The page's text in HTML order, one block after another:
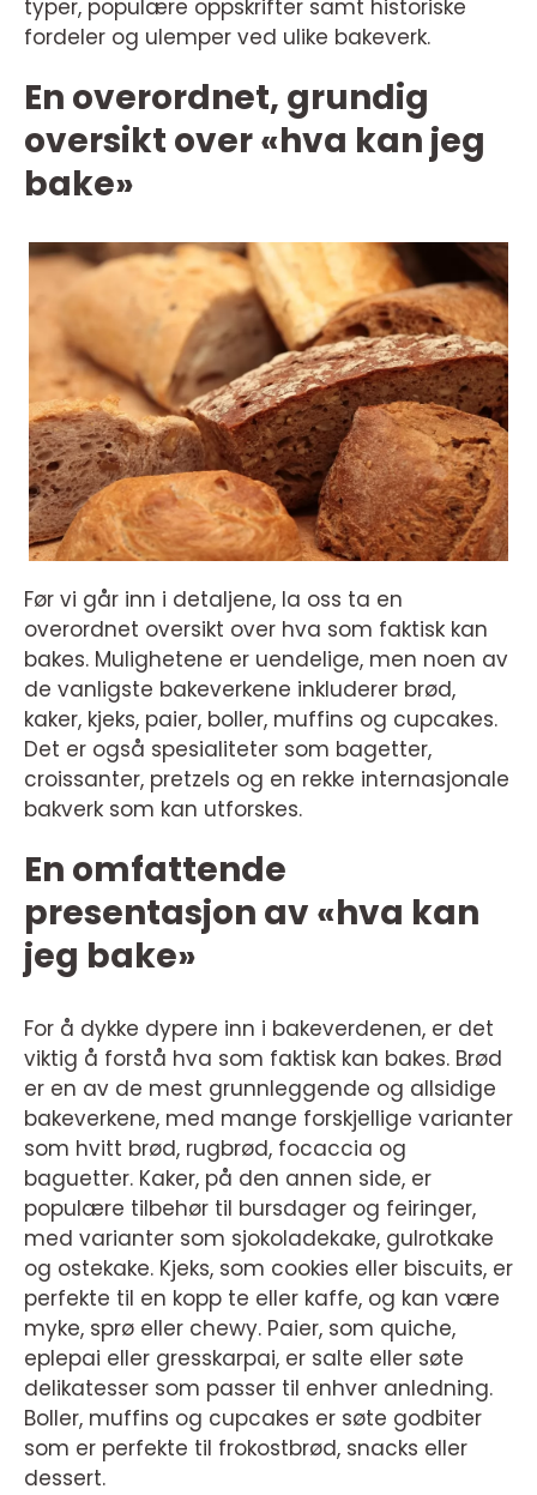
typer, populære oppskrifter samt historiske
fordeler og ulemper ved ulike bakeverk.
En overordnet, grundig
oversikt over «hva kan jeg
bake»
Før vi går inn i detaljene, la oss ta en
overordnet oversikt over hva som faktisk kan
bakes. Mulighetene er uendelige, men noen av
de vanligste bakeverkene inkluderer brød,
kaker, kjeks, paier, boller, muffins og cupcakes.
Det er også spesialiteter som bagetter,
croissanter, pretzels og en rekke internasjonale
bakverk som kan utforskes.
En omfattende
presentasjon av «hva kan
jeg bake»
For å dykke dypere inn i bakeverdenen, er det
viktig å forstå hva som faktisk kan bakes. Brød
er en av de mest grunnleggende og allsidige
bakeverkene, med mange forskjellige varianter
som hvitt brød, rugbrød, focaccia og
baguetter. Kaker, på den annen side, er
populære tilbehør til bursdager og feiringer,
med varianter som sjokoladekake, gulrotkake
og ostekake. Kjeks, som cookies eller biscuits, er
perfekte til en kopp te eller kaffe, og kan være
myke, sprø eller chewy. Paier, som quiche,
eplepai eller gresskarpai, er salte eller søte
delikatesser som passer til enhver anledning.
Boller, muffins og cupcakes er søte godbiter
som er perfekte til frokostbrød, snacks eller
dessert.